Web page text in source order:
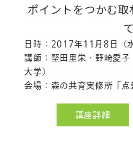
ポイントをつかむ
日時：2017年11月8日（
講師：堅田里栄・野崎愛
大学）
会場：森の共育実修所「点
講座詳細